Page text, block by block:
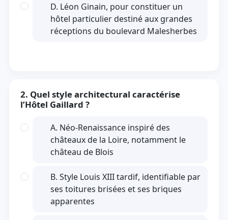
D. Léon Ginain, pour constituer un
hôtel particulier destiné aux grandes
réceptions du boulevard Malesherbes
2. Quel style architectural caractérise
l’Hôtel Gaillard ?
A. Néo-Renaissance inspiré des
châteaux de la Loire, notamment le
château de Blois
B. Style Louis XIII tardif, identifiable par
ses toitures brisées et ses briques
apparentes